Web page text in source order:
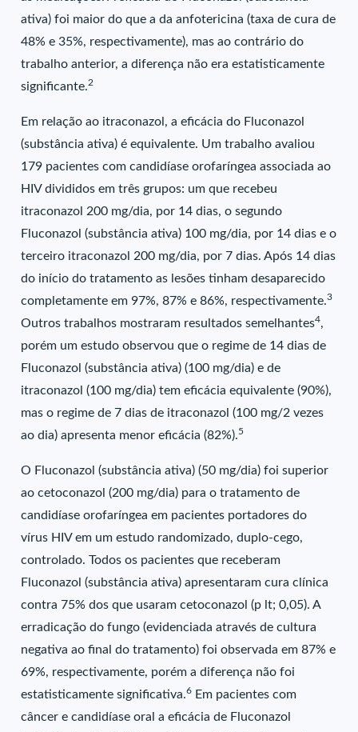
ativa) foi maior do que a da anfotericina (taxa de cura de
48% e 35%, respectivamente), mas ao contrário do
trabalho anterior, a diferença não era estatisticamente
significante.2
Em relação ao itraconazol, a eficácia do Fluconazol
(substância ativa) é equivalente. Um trabalho avaliou
179 pacientes com candidíase orofaríngea associada ao
HIV divididos em três grupos: um que recebeu
itraconazol 200 mg/dia, por 14 dias, o segundo
Fluconazol (substância ativa) 100 mg/dia, por 14 dias e o
terceiro itraconazol 200 mg/dia, por 7 dias. Após 14 dias
do início do tratamento as lesões tinham desaparecido
completamente em 97%, 87% e 86%, respectivamente.3
Outros trabalhos mostraram resultados semelhantes4,
porém um estudo observou que o regime de 14 dias de
Fluconazol (substância ativa) (100 mg/dia) e de
itraconazol (100 mg/dia) tem eficácia equivalente (90%),
mas o regime de 7 dias de itraconazol (100 mg/2 vezes
ao dia) apresenta menor eficácia (82%).5
O Fluconazol (substância ativa) (50 mg/dia) foi superior
ao cetoconazol (200 mg/dia) para o tratamento de
candidíase orofaríngea em pacientes portadores do
vírus HIV em um estudo randomizado, duplo-cego,
controlado. Todos os pacientes que receberam
Fluconazol (substância ativa) apresentaram cura clínica
contra 75% dos que usaram cetoconazol (p lt; 0,05). A
erradicação do fungo (evidenciada através de cultura
negativa ao final do tratamento) foi observada em 87% e
69%, respectivamente, porém a diferença não foi
estatisticamente significativa.6 Em pacientes com
câncer e candidíase oral a eficácia de Fluconazol